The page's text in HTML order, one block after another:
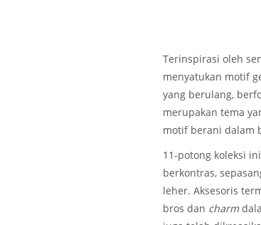
Terinspirasi oleh
menyatukan motif
yang berulang,
merupakan tema
motif berani dalam
11-potong koleksi
berkontras,
leher. Aksesoris
bros dan charm